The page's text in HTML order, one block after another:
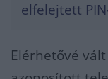
elfelejtett
Elérhetővé